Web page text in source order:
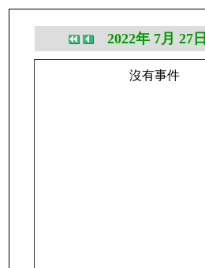
2022年 7月 27日
沒有事件